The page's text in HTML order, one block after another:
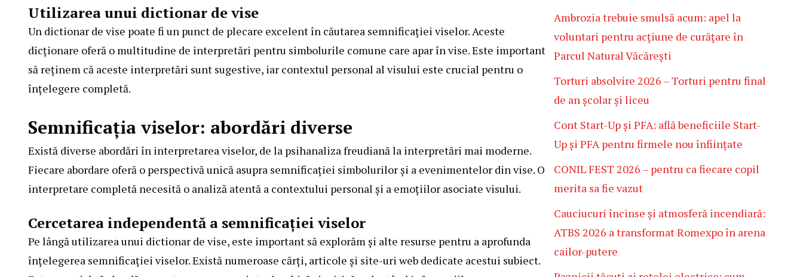
Utilizarea unui dictionar de vise
Un dictionar de vise poate fi un punct de plecare excelent în căutarea semnificației viselor. Aceste
dicționare oferă o multitudine de interpretări pentru simbolurile comune care apar în vise. Este important
să reținem că aceste interpretări sunt sugestive, iar contextul personal al visului este crucial pentru o
înțelegere completă.
Semnificația viselor: abordări diverse
Există diverse abordări în interpretarea viselor, de la psihanaliza freudiană la interpretări mai moderne.
Fiecare abordare oferă o perspectivă unică asupra semnificației simbolurilor și a evenimentelor din vise. O
interpretare completă necesită o analiză atentă a contextului personal și a emoțiilor asociate visului.
Cercetarea independentă a semnificației viselor
Pe lângă utilizarea unui dictionar de vise, este important să explorăm și alte resurse pentru a aprofunda
înțelegerea semnificației viselor. Există numeroase cărți, articole și site-uri web dedicate acestui subiect.
Ambrozia trebuie smulsă acum: apel la
voluntari pentru acțiune de curățare în
Parcul Natural Văcărești
Torturi absolvire 2026 – Torturi pentru final
de an școlar și liceu
Cont Start-Up și PFA: află beneficiile Start-
Up și PFA pentru firmele nou înființate
CONIL FEST 2026 – pentru ca fiecare copil
merita sa fie vazut
Cauciucuri încinse și atmosferă incendiară:
ATBS 2026 a transformat Romexpo în arena
cailor-putere